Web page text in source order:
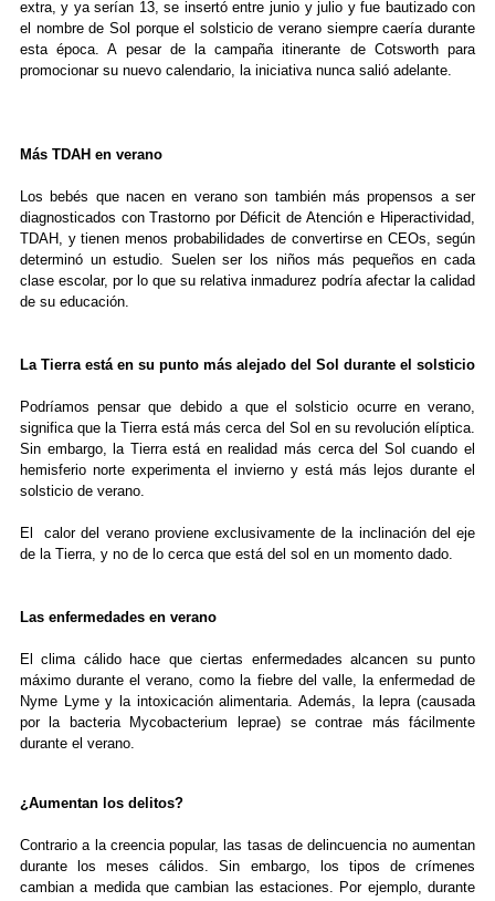
extra, y ya serían 13, se insertó entre junio y julio y fue bautizado con
el nombre de Sol porque el solsticio de verano siempre caería durante
esta época. A pesar de la campaña itinerante de Cotsworth para
promocionar su nuevo calendario, la iniciativa nunca salió adelante.
Más TDAH en verano
Los bebés que nacen en verano son también más propensos a ser
diagnosticados con Trastorno por Déficit de Atención e Hiperactividad,
TDAH, y tienen menos probabilidades de convertirse en CEOs, según
determinó un estudio. Suelen ser los niños más pequeños en cada
clase escolar, por lo que su relativa inmadurez podría afectar la calidad
de su educación.
La Tierra está en su punto más alejado del Sol durante el solsticio
Podríamos pensar que debido a que el solsticio ocurre en verano,
significa que la Tierra está más cerca del Sol en su revolución elíptica.
Sin embargo, la Tierra está en realidad más cerca del Sol cuando el
hemisferio norte experimenta el invierno y está más lejos durante el
solsticio de verano.
El calor del verano proviene exclusivamente de la inclinación del eje
de la Tierra, y no de lo cerca que está del sol en un momento dado.
Las enfermedades en verano
El clima cálido hace que ciertas enfermedades alcancen su punto
máximo durante el verano, como la fiebre del valle, la enfermedad de
Nyme Lyme y la intoxicación alimentaria. Además, la lepra (causada
por la bacteria Mycobacterium leprae) se contrae más fácilmente
durante el verano.
¿Aumentan los delitos?
Contrario a la creencia popular, las tasas de delincuencia no aumentan
durante los meses cálidos. Sin embargo, los tipos de crímenes
cambian a medida que cambian las estaciones. Por ejemplo, durante